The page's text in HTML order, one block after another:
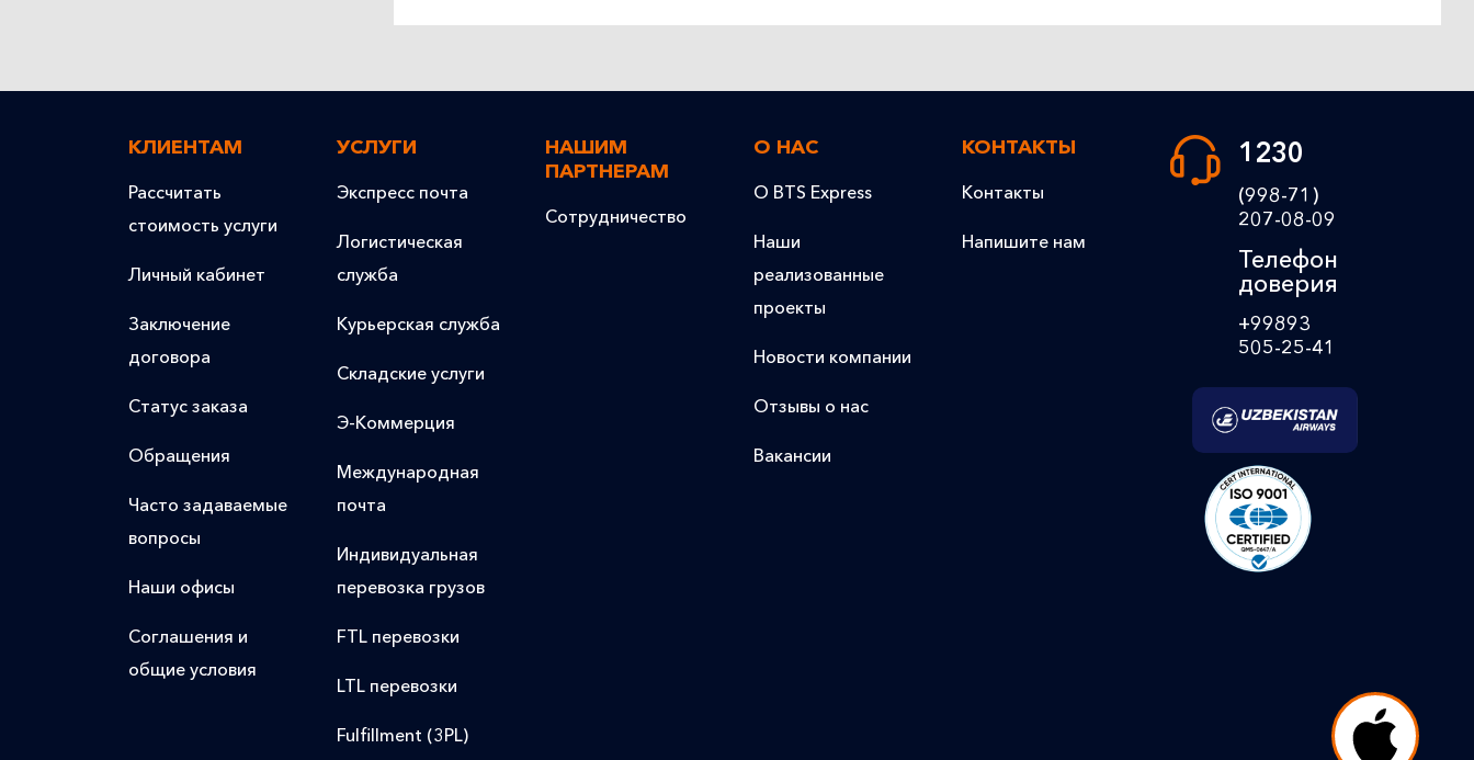
КЛИЕНТАМ
Рассчитать
стоимость услуги
Личный кабинет
Заключение
договора
Статус заказа
Обращения
Часто задаваемые
вопросы
Наши офисы
Соглашения и
общие условия
УСЛУГИ
Экспресс почта
Логистическая
служба
Курьерская служба
Складские услуги
Э-Коммерция
Международная
почта
Индивидуальная
перевозка грузов
FTL перевозки
LTL перевозки
Fulfillment (3PL)
НАШИМ
ПАРТНЕРАМ
Сотрудничество
О НАС
О BTS Express
Наши
реализованные
проекты
Новости компании
Отзывы о нас
Вакансии
КОНТАКТЫ
Контакты
Напишите нам
1230
(998-71)
207-08-09
Телефон
доверия
+99893
505-25-41